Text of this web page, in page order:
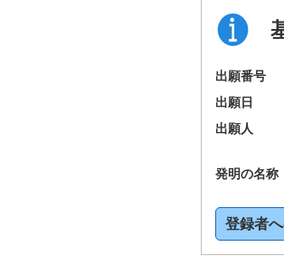
出願番号
出願日
出願人
発明の名称
登録者